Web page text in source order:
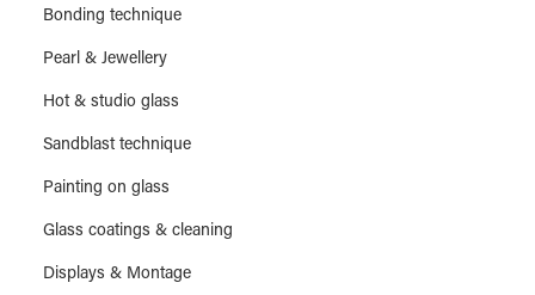
Bonding technique
Pearl & Jewellery
Hot & studio glass
Sandblast technique
Painting on glass
Glass coatings & cleaning
Displays & Montage